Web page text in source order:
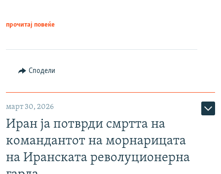
прочитај повеќе
Сподели
март 30, 2026
Иран ја потврди смртта на
командантот на морнарицата
на Иранската револуционерна